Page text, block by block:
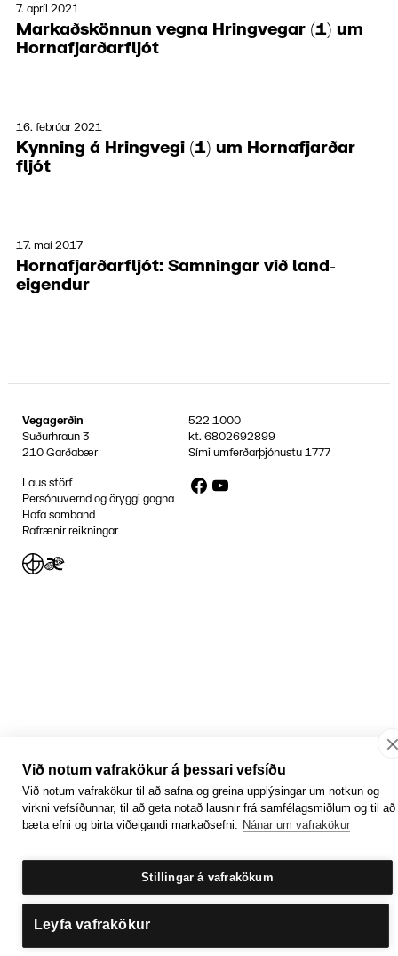
7. apríl 2021
Mark­aðskönn­un vegna Hring­vegar (1) um
Horna­fjarðar­fljót
16. febrúar 2021
Kynn­ing á Hring­vegi (1) um Horna­fjarðar­
fljót
17. maí 2017
Horna­fjarðar­fljót: Samn­ingar við land­
eigendur
Vegagerðin
Suðurhraun 3
210 Garðabær
522 1000
kt.6802692899
Sími umferðarþjónustu1777
Laus störf
Persónuvernd og öryggi gagna
Hafa samband
Rafrænir reikningar
FacebookYouTube
Jafnlaunavottun
Græn Skref
Við notum vafrakökur á þessari vefsíðu
Við notum vafrakökur til að safna og greina upplýsingar um notkun og
virkni vefsíðunnar, til að geta notað lausnir frá samfélagsmiðlum og til að
bæta efni og birta viðeigandi markaðsefni. Nánar um vafrakökur
Stillingar á vafrakökum
Leyfa vafrakökur